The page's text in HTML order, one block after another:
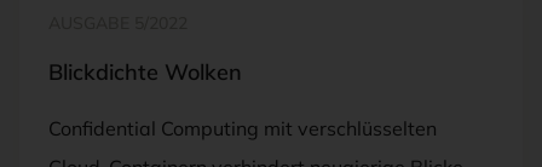
Blickdichte Wolken
Confidential Computing mit verschlüsselten